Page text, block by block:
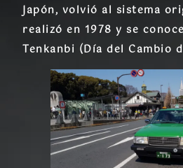
Japón, volvió al sistema
realizó en 1978 y se
Tenkanbi (Día del Cambio